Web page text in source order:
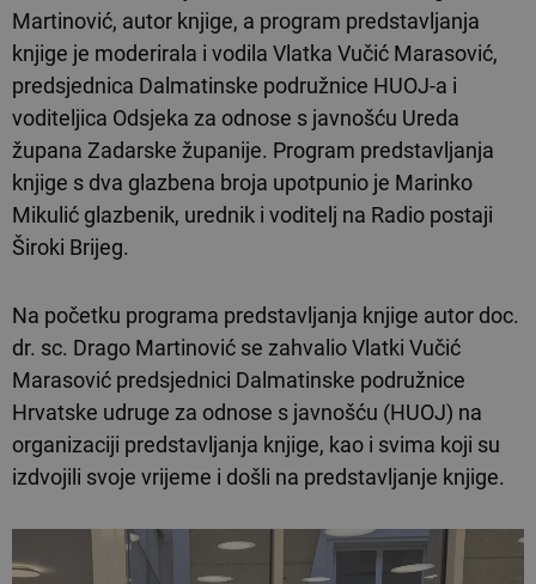
Martinović, autor knjige, a program predstavljanja
knjige je moderirala i vodila Vlatka Vučić Marasović,
predsjednica Dalmatinske podružnice HUOJ-a i
voditeljica Odsjeka za odnose s javnošću Ureda
župana Zadarske županije. Program predstavljanja
knjige s dva glazbena broja upotpunio je Marinko
Mikulić glazbenik, urednik i voditelj na Radio postaji
Široki Brijeg.
Na početku programa predstavljanja knjige autor doc.
dr. sc. Drago Martinović se zahvalio Vlatki Vučić
Marasović predsjednici Dalmatinske podružnice
Hrvatske udruge za odnose s javnošću (HUOJ) na
organizaciji predstavljanja knjige, kao i svima koji su
izdvojili svoje vrijeme i došli na predstavljanje knjige.